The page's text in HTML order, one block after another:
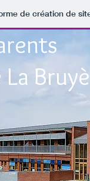
de création de